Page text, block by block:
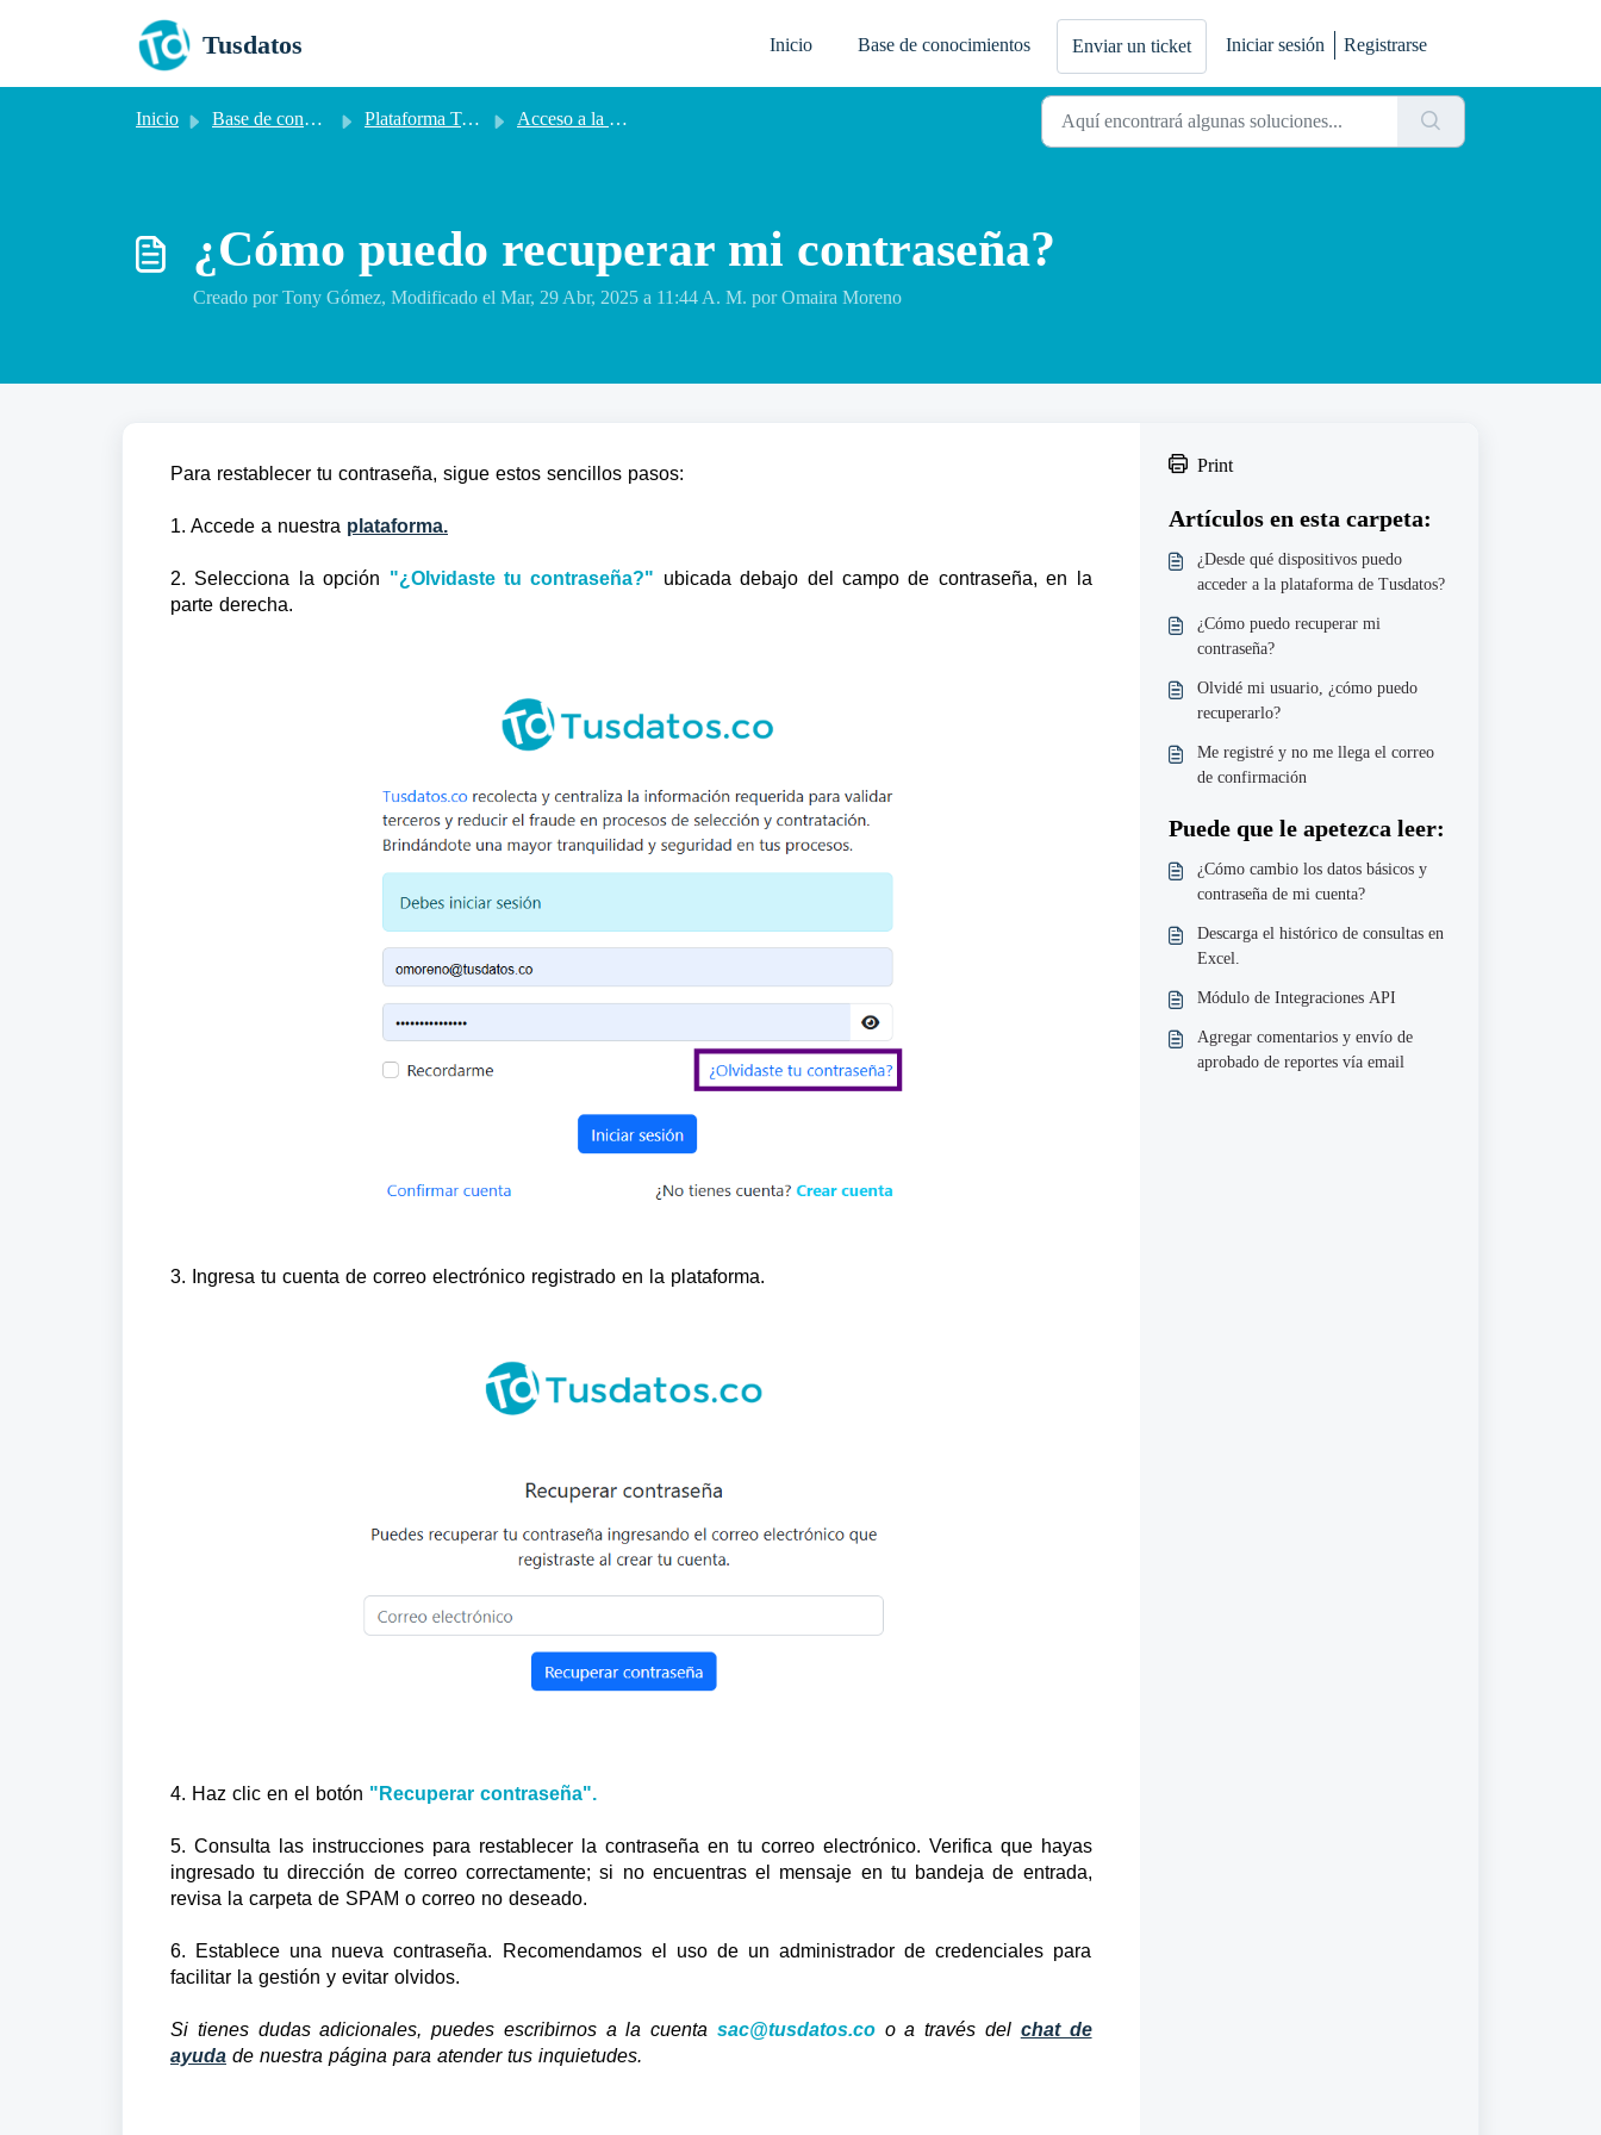
Tusdatos Inicio Base de conocimientos Enviar un ticket Iniciar sesión Registrarse
Inicio Base de conocimientos Plataforma Tusdatos Colombia Acceso a la plataforma
¿Cómo puedo recuperar mi contraseña?
Creado por Tony Gómez, Modificado el Mar, 29 Abr, 2025 a 11:44 A. M. por Omaira Moreno
Para restablecer tu contraseña, sigue estos sencillos pasos:
1. Accede a nuestra plataforma.
2. Selecciona la opción "¿Olvidaste tu contraseña?" ubicada debajo del campo de contraseña, en la
parte derecha.
3. Ingresa tu cuenta de correo electrónico registrado en la plataforma.
4. Haz clic en el botón "Recuperar contraseña".
5. Consulta las instrucciones para restablecer la contraseña en tu correo electrónico. Verifica que hayas
ingresado tu dirección de correo correctamente; si no encuentras el mensaje en tu bandeja de entrada,
revisa la carpeta de SPAM o correo no deseado.
6. Establece una nueva contraseña. Recomendamos el uso de un administrador de credenciales para
facilitar la gestión y evitar olvidos.
Si tienes dudas adicionales, puedes escribirnos a la cuenta sac@tusdatos.coo a través del chat de
ayuda de nuestra página para atender tus inquietudes.
Print
Artículos en esta carpeta:
¿Desde qué dispositivos puedo
acceder a la plataforma de Tusdatos?
¿Cómo puedo recuperar mi
contraseña?
Olvidé mi usuario, ¿cómo puedo
recuperarlo?
Me registré y no me llega el correo
de confirmación
Puede que le apetezca leer:
¿Cómo cambio los datos básicos y
contraseña de mi cuenta?
Descarga el histórico de consultas en
Excel.
Módulo de Integraciones API
Agregar comentarios y envío de
aprobado de reportes vía email